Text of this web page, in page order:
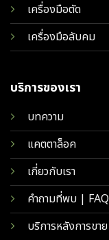
เครื่องมือตัด
เครื่องมือลับคม
บริการของเรา
บทความ
แคตตาล็อค
เกี่ยวกับเรา
คำถามที่พบ | FAQ
บริการหลังการขาย